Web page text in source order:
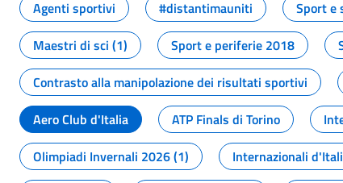
Agenti sportivi
#distantimauniti Sport e
Maestri di sci (1)
Sport e periferie 2018
Contrasto alla manipolazione dei risultati sportivi
Aero Club d'Italia
ATP Finals di Torino
Olimpiadi Invernali 2026 (1)
Internazionali